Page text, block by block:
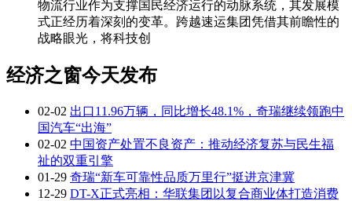
物流行业作为支撑国民经济运行的动脉系统，其发展模
式正经历着深刻的变革。跨越速运集团凭借其前瞻性的
战略眼光，将科技创
经济之窗今天发布
02-02 出口11.96万辆，同比增长48.1%，奇瑞继续领跑中
国汽车“出海”
02-02 中国资产处置不良资产：推动经济复苏与民生福
祉的双重引擎
01-29 奇瑞“新车可靠性品质万里行”挺进京津冀
12-29 DT-X正式亮相：华联集团以复合商业体打造消费